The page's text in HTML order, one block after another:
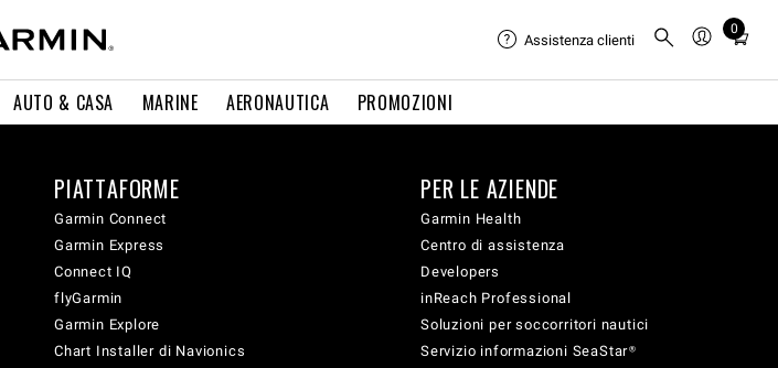
AUTO & CASA MARINE AERONAUTICA PROMOZIONI
Assistenza clienti
0
Total
cart:
PIATTAFORME
Garmin Connect
Garmin Express
Connect IQ
flyGarmin
Garmin Explore
Chart Installer di Navionics
PER LE AZIENDE
Garmin Health
Centro di assistenza
Developers
inReach Professional
Soluzioni per soccorritori nautici
Servizio informazioni SeaStar®